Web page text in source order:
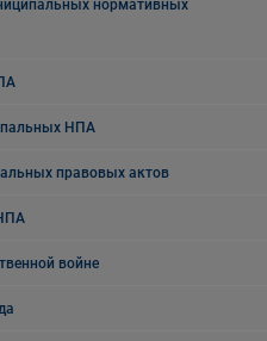
нормативных
НПА
правовых актов
войне